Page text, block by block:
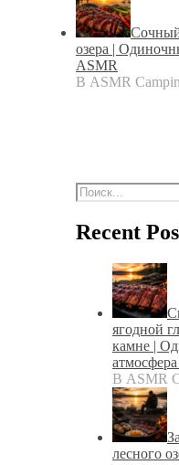
Сочный
озера |
ASMR
В ASMR
Recent
ягодной
камне |
В ASMR
лесного